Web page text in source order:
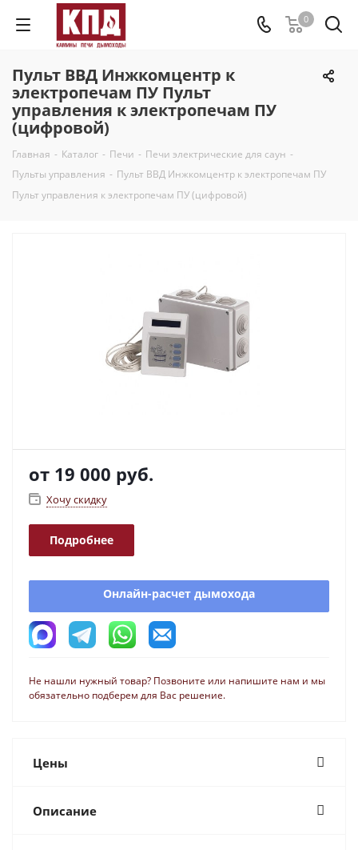
0
Пульт ВВД Инжкомцентр к
электропечам ПУ Пульт
управления к электропечам ПУ
(цифровой)
Главная - Каталог - Печи - Печи электрические для саун -
Пульты управления - Пульт ВВД Инжкомцентр к электропечам ПУ
Пульт управления к электропечам ПУ (цифровой)
от 19 000 руб.
Хочу скидку
Подробнее
Онлайн-расчет дымохода
Не нашли нужный товар? Позвоните или напишите нам и мы
обязательно подберем для Вас решение.
Цены
Описание